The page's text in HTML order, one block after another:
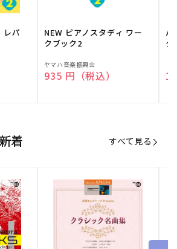
レパ
NEW ピアノスタディ ワー
クブック2
販
売
ヤマハ音楽振興会
通常価格
935 円（税込）
バ
ク
売
着 すべて見る